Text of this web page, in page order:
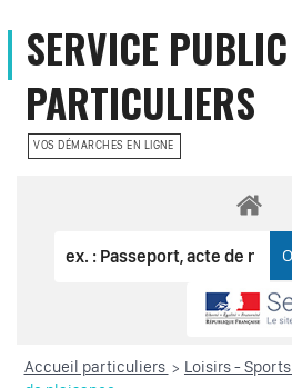
SERVICE
PARTICULIERS
VOS DÉMARCHES EN LIGNE
Accueil particuliers > Loisirs -